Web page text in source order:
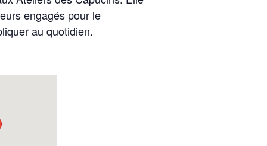
engagés pour le
au quotidien.